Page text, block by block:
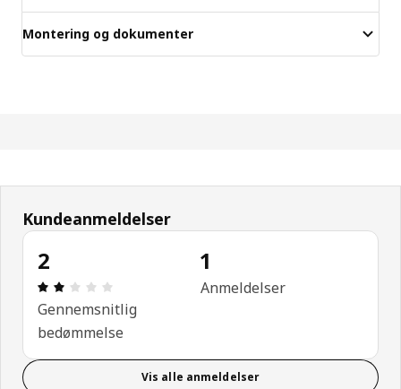
Montering og dokumenter
Kundeanmeldelser
2
Anmeldelse: 2 Ud af 5 Stjerner. Anmeldelser i alt:
Gennemsnitlig
bedømmelse
1
Anmeldelser
Vis alle anmeldelser